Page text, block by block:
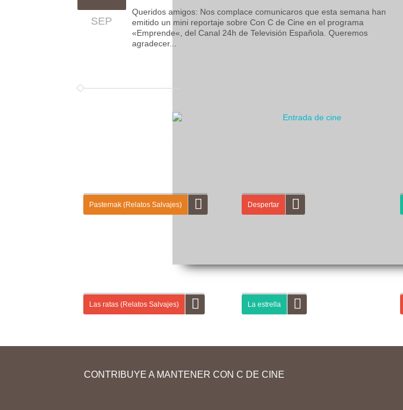
SEP
Queridos amigos: Nos complace comunicaros que esta semana han
emitido un mini reportaje sobre Con C de Cine en el programa
«Emprende«, del Canal 24h de Televisión Española. Queremos
agradecer...
Pasternak (Relatos Salvajes)
personal a otras personas (nombre, apellido,
físicamente y a hablar de sus relaciones...
Despertar
Campofrío. Primero, vas a leer información
Las ratas (Relatos Salvajes)
En esta segunda entrega de “Relatos salvajes”
compañeros. Después, vas a aprender
La estrella
En nuestra primera guía didáctica de un
cultural: cine con C mayúscula,...
CONTRIBUYE A MANTENER CON C DE CINE